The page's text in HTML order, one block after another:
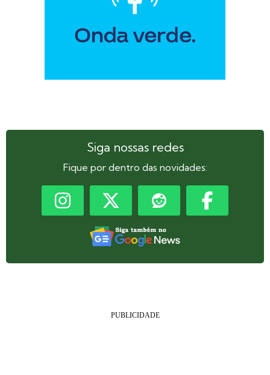
Siga nossas redes
Fique por dentro das novidades: